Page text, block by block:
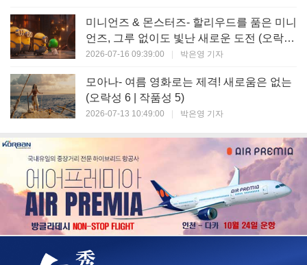
미니언즈 & 몬스터즈- 할리우드를 품은 미니
언즈, 그루 없이도 빛난 새로운 도전 (오락성
7 | 작품성 6)
2026-07-16 09:39:00 박은영 기자
모아나- 여름 영화로는 제격! 새로움은 없는
(오락성 6 | 작품성 5)
2026-07-13 10:49:00 박은영 기자